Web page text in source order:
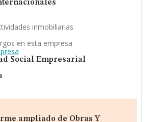
inmobiliarias
en esta empresa
Social Empresarial
ampliado de Obras Y